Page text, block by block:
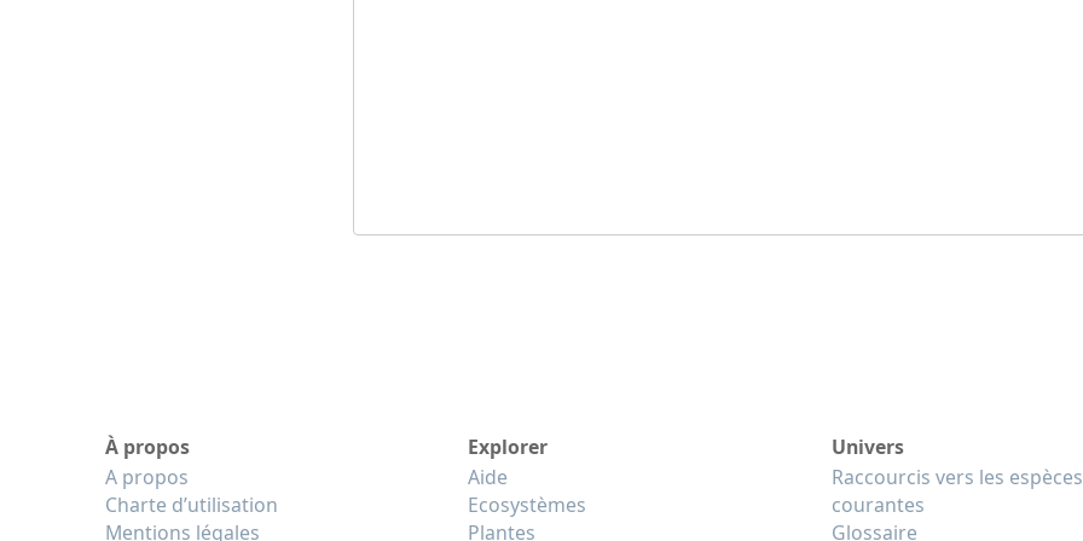
À propos
A propos
Charte d’utilisation
Mentions légales
Explorer
Aide
Ecosystèmes
Plantes
Univers
Raccourcis vers les espèces
courantes
Glossaire